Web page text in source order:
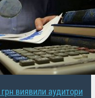
виявили аудитори